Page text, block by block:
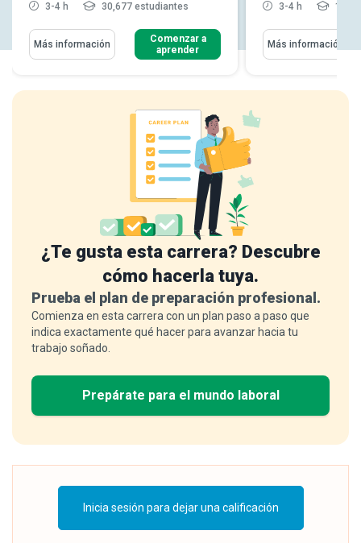
3-4 h 30,677 estudiantes
Más información
Comenzar a
aprender
3-4 h
Más información
¿Te gusta esta carrera? Descubre
cómo hacerla tuya.
Prueba el plan de preparación profesional.
Comienza en esta carrera con un plan paso a paso que
indica exactamente qué hacer para avanzar hacia tu
trabajo soñado.
Prepárate para el mundo laboral
Inicia sesión para dejar una calificación